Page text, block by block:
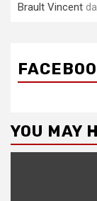
Brault Vincent
YOU MAY